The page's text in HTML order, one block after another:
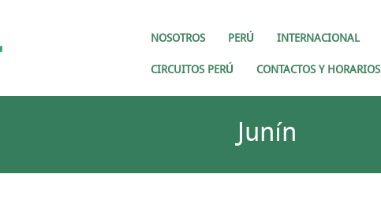
NOSOTROS PERÚ INTERNACIONAL
CIRCUITOS PERÚ CONTACTOS Y HORARIOS
Junín